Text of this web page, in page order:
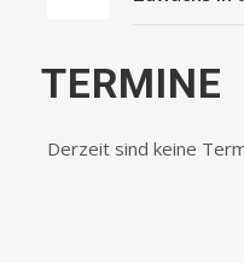
TERMINE
Derzeit sind keine